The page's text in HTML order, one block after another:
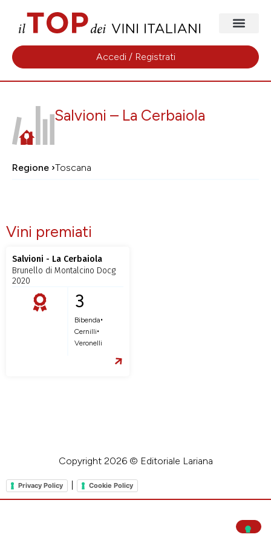
Accedi / Registrati
Salvioni – La Cerbaiola
Regione ›Toscana
Vini premiati
Salvioni - La Cerbaiola
Brunello di Montalcino Docg
2020
3
Bibenda•
Cernilli•
Veronelli
Copyright 2026 © Editoriale Lariana
Privacy Policy Cookie Policy